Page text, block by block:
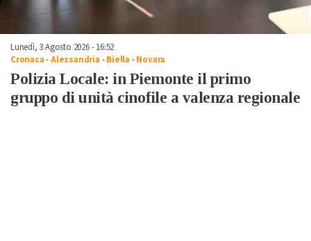
Lunedì, 3 Agosto 2026 - 16:52
Cronaca-Alessandria -Biella -Novara
Polizia Locale: in Piemonte il primo
gruppo di unità cinofile a valenza regionale